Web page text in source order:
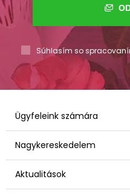
Súhlasím so
Ügyfeleink számára
Nagykereskedelem
Aktualitások